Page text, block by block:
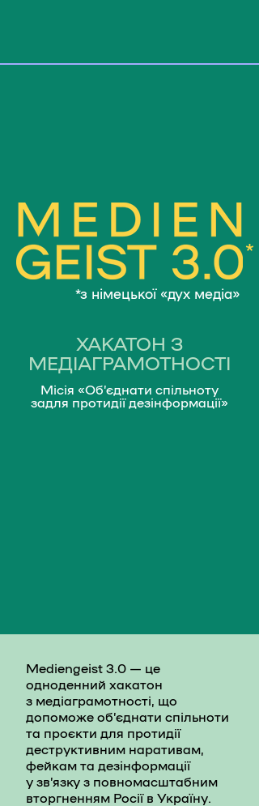
*
*з німецької «дух медіа»
ХАКАТОН З
МЕДІАГРАМОТНОСТІ
Місія «Об’єднати спільноту
задля протидії дезінформації»
Mediengeist 3.0 — це
одноденний хакатон
з медіаграмотності, що
допоможе обʼєднати спільноти
та проєкти для протидії
деструктивним наративам,
фейкам та дезінформації
у зв’язку з повномасштабним
вторгненням Росії в Україну.